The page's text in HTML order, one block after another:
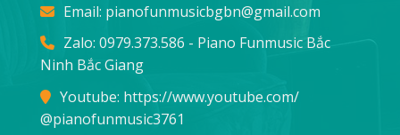
Email: pianofunmusicbgbn@gmail.com
Zalo: 0979.373.586 - Piano Funmusic Bắc
Ninh Bắc Giang
Youtube: https://www.youtube.com/
@pianofunmusic3761